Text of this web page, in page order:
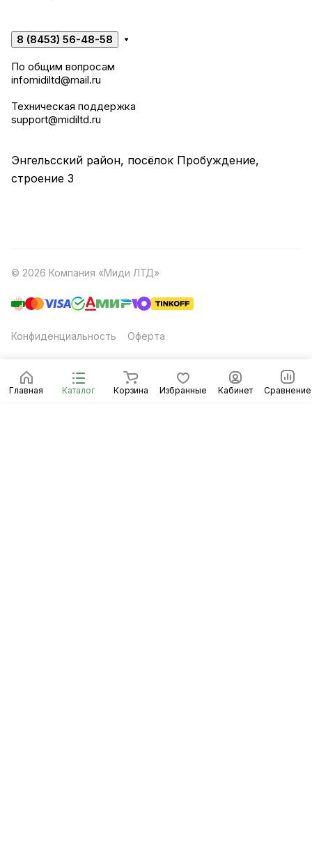
Главная Каталог Корзина Избранные Кабинет Сравнение
8 (8453) 56-48-58
По общим вопросам
infomidiltd@mail.ru
Техническая поддержка
support@midiltd.ru
Энгельсский район, посёлок Пробуждение,
строение 3
© 2026 Компания «Миди ЛТД»
Конфиденциальность Оферта